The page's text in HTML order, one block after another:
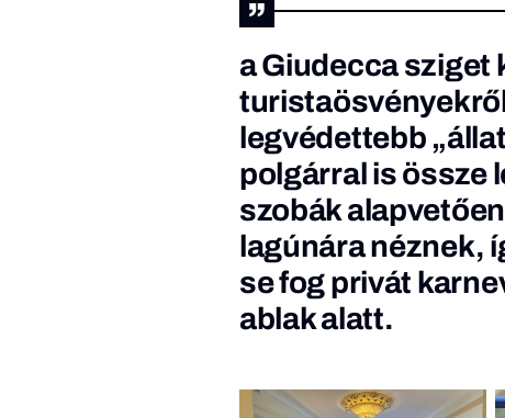
a Giudecca sziget
legvédettebb
polgárral is össze
szobák
lagúnára néznek,
se fog privát
ablak alatt.